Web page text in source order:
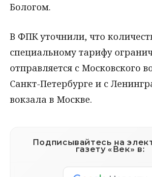
Бологом.
В ФПК уточнили, что
специальному тарифу
отправляется с Московского
Санкт-Петербурге и с
вокзала в Москве.
Подписывайтесь на
газету «Век» в: